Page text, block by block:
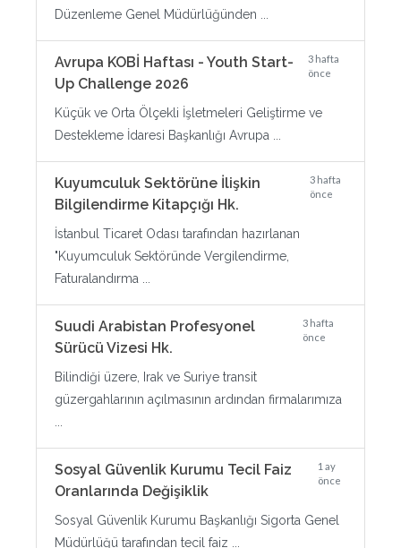
Düzenleme Genel Müdürlüğünden ...
Avrupa KOBİ Haftası - Youth Start-
Up Challenge 2026
3 hafta
önce
Küçük ve Orta Ölçekli İşletmeleri Geliştirme ve
Destekleme İdaresi Başkanlığı Avrupa ...
Kuyumculuk Sektörüne İlişkin
Bilgilendirme Kitapçığı Hk.
3 hafta
önce
İstanbul Ticaret Odası tarafından hazırlanan
"Kuyumculuk Sektöründe Vergilendirme,
Faturalandırma ...
Suudi Arabistan Profesyonel
Sürücü Vizesi Hk.
3 hafta
önce
Bilindiği üzere, Irak ve Suriye transit
güzergahlarının açılmasının ardından firmalarımıza
Sosyal Güvenlik Kurumu Tecil Faiz
Oranlarında Değişiklik
1 ay
önce
Sosyal Güvenlik Kurumu Başkanlığı Sigorta Genel
Müdürlüğü tarafından tecil faiz ...